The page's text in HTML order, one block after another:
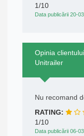
1/10
Data publicării 20-
Opinia
Unitrailer
Nu recomand
RATING:
1/10
Data publicării 06-